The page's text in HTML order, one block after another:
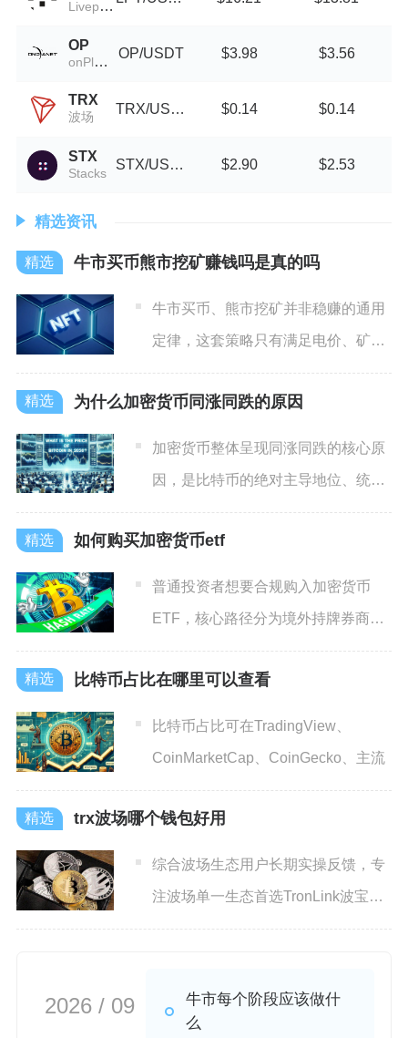
Livepeer
OP
onPlanet
OP/USDT $3.98 $3.56
TRX
波场
TRX/USDT $0.14 $0.14
STX
Stacks
STX/USDT $2.90 $2.53
精选资讯
牛市买币熊市挖矿赚钱吗是真的吗
牛市买币、熊市挖矿并非稳赚的通用
定律，这套策略只有满足电价、矿机
机型、资金储备三大硬性条件
为什么加密货币同涨同跌的原因
加密货币整体呈现同涨同跌的核心原
因，是比特币的绝对主导地位、统一
的资金与流动性体系、高度趋
如何购买加密货币etf
普通投资者想要合规购入加密货币
ETF，核心路径分为境外持牌券商证
券账户交易、合规加密交易所
比特币占比在哪里可以查看
比特币占比可在TradingView、
CoinMarketCap、CoinGecko、主流
trx波场哪个钱包好用
综合波场生态用户长期实操反馈，专
注波场单一生态首选TronLink波宝钱
包，多币种混搭持仓
2026 / 09
牛市每个阶段应该做什
么